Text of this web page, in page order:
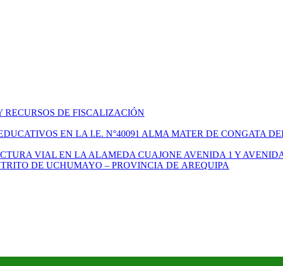
DE FISCALIZACIÓN
EN LA I.E. N°40091 ALMA MATER DE CONGATA
VIAL EN LA ALAMEDA CUAJONE AVENIDA 1 Y
DE UCHUMAYO – PROVINCIA DE AREQUIPA